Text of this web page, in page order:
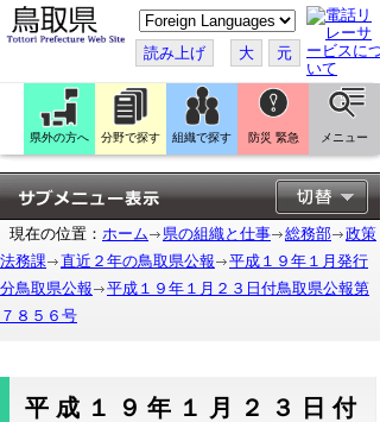
こ
の
ペ
ー
ジ
翻
訳
す
る
読み上げ 大 元
県外の方へ 分野で探す 組織で探す 防災 緊急 メニュー
現在の位置： ホーム 県の組織と仕事 総務部
政策
法務課
直近２年の鳥取県公報
平成１９年１月発行
分鳥取県公報
平成１９年１月２３日付鳥取県公報第
７８５６号
平成１９年１月２３日付